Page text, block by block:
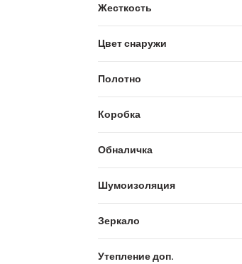
Жесткость
Цвет снаружи
Полотно
Коробка
Обналичка
Шумоизоляция
Зеркало
Утепление доп.